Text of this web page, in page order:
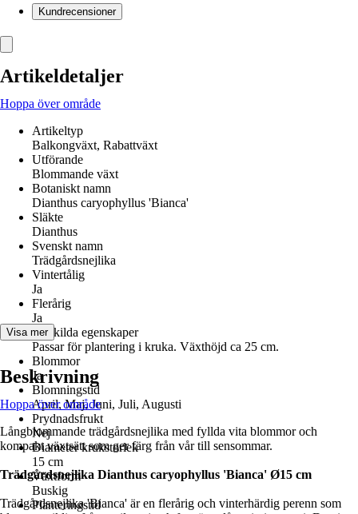
Kundrecensioner
Artikeldetaljer
Hoppa över område
Artikeltyp
Balkongväxt, Rabattväxt
Utförande
Blommande växt
Botaniskt namn
Dianthus caryophyllus 'Bianca'
Släkte
Dianthus
Svenskt namn
Trädgårdsnejlika
Vintertålig
Ja
Flerårig
Ja
Särskilda egenskaper
Passar för plantering i kruka. Växthöjd ca 25 cm.
Blommor
Ja
Blomningstid
April, Maj, Juni, Juli, Augusti
Prydnadsfrukt
Nej
Diameter krukstorlek
15 cm
Växtform
Buskig
Planteringstid
Visa mer
Beskrivning
Hoppa över område
Långblommande trädgårdsnejlika med fyllda vita blommor och
kompakt växtsätt som ger färg från vår till sensommar.
Trädgårdsnejlika Dianthus caryophyllus 'Bianca' Ø15 cm
Trädgårdsnejlika 'Bianca' är en flerårig och vinterhärdig perenn som